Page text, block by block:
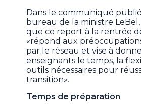
Dans le communiqué
bureau de la ministre
que ce report à la rentrée
«répond aux
par le réseau et vise à
enseignants le temps, la
outils nécessaires pour
transition».
Temps de préparation